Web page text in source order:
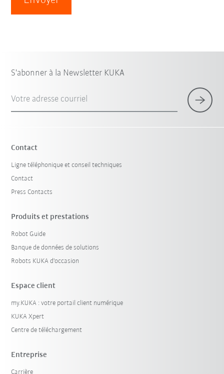
S'abonner à la Newsletter KUKA
Votre adresse courriel
Contact
Ligne téléphonique et conseil techniques
Contact
Press Contacts
Produits et prestations
Robot Guide
Banque de données de solutions
Robots KUKA d'occasion
Espace client
my.KUKA : votre portail client numérique
KUKA Xpert
Centre de téléchargement
Entreprise
Carrière